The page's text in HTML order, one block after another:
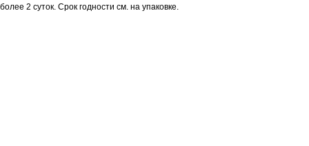
более 2 суток. Срок годности см. на упаковке.